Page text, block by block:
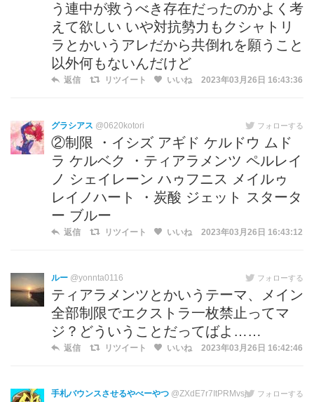
う連中が救うべき存在だったのかよく考
えて欲しい いや対抗勢力もクシャトリ
ラとかいうアレだから共倒れを願うこと
以外何もないんだけど
返信 リツイート いいね 2023年03月26日 16:43:36
グラシアス @0620kotori フォローする
②制限 ・イシズ アギド ケルドウ ムド
ラ ケルベク ・ティアラメンツ ペルレイ
ノ シェイレーン ハゥフニス メイルゥ
レイノハート ・炭酸 ジェット スタータ
ー ブルー
返信 リツイート いいね 2023年03月26日 16:43:12
ルー @yonnta0116 フォローする
ティアラメンツとかいうテーマ、メイン
全部制限でエクストラ一枚禁止ってマ
ジ？どういうことだってばよ……
返信 リツイート いいね 2023年03月26日 16:42:46
手札バウンスさせるやべーやつ @ZXdE7r7ItPRMvsj フォローする